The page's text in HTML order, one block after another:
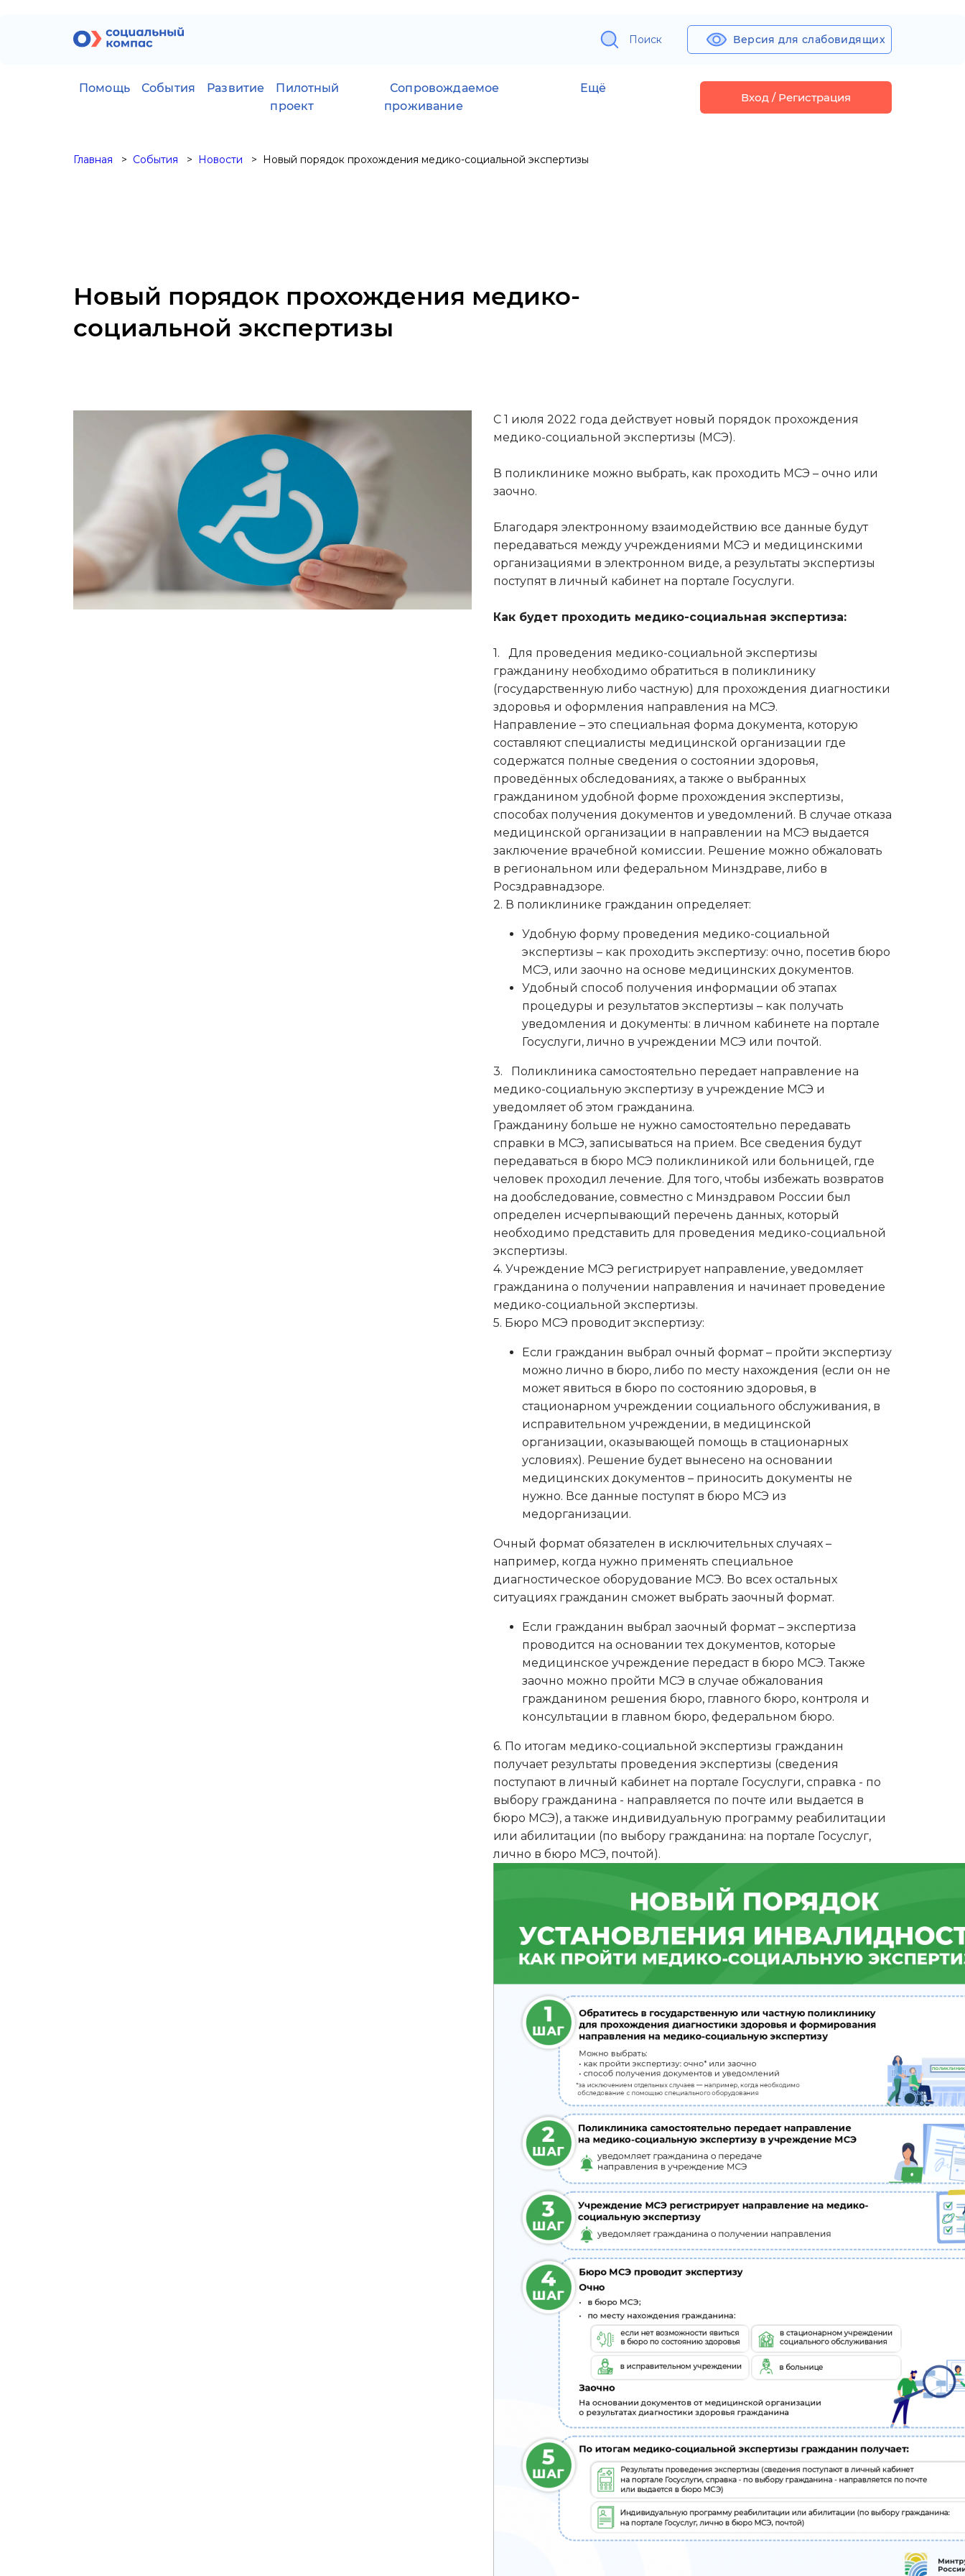
Поиск Версия для слабовидящих
Помощь События Развитие
Пилотный
проект
Сопровождаемое
проживание
Ещё
Вход / Регистрация
Главная События Новости Новый порядок прохождения медико-социальной экспертизы
Новый порядок прохождения медико-
социальной экспертизы
С 1 июля 2022 годa действует новый порядок прохождения
медико-социальной экспертизы (МСЭ).
В поликлинике можно выбрать, как проходить МСЭ – очно или
заочно.
Благодаря электронному взаимодействию все данные будут
передаваться между учреждениями МСЭ и медицинскими
организациями в электронном виде, а результаты экспертизы
поступят в личный кабинет на портале Госуслуги.
Как будет проходить медико-социальная экспертиза:
1. Для проведения медико-социальной экспертизы
гражданину необходимо обратиться в поликлинику
(государственную либо частную) для прохождения диагностики
здоровья и оформления направления на МСЭ.
Направление – это специальная форма документа, которую
составляют специалисты медицинской организации где
содержатся полные сведения о состоянии здоровья,
проведённых обследованиях, а также о выбранных
гражданином удобной форме прохождения экспертизы,
способах получения документов и уведомлений. В случае отказа
медицинской организации в направлении на МСЭ выдается
заключение врачебной комиссии. Решение можно обжаловать
в региональном или федеральном Минздраве, либо в
Росздравнадзоре.
2. В поликлинике гражданин определяет:
Удобную форму проведения медико-социальной
экспертизы – как проходить экспертизу: очно, посетив бюро
МСЭ, или заочно на основе медицинских документов.
Удобный способ получения информации об этапах
процедуры и результатов экспертизы – как получать
уведомления и документы: в личном кабинете на портале
Госуслуги, лично в учреждении МСЭ или почтой.
3. Поликлиника самостоятельно передает направление на
медико-социальную экспертизу в учреждение МСЭ и
уведомляет об этом гражданина.
Гражданину больше не нужно самостоятельно передавать
справки в МСЭ, записываться на прием. Все сведения будут
передаваться в бюро МСЭ поликлиникой или больницей, где
человек проходил лечение. Для того, чтобы избежать возвратов
на дообследование, совместно с Минздравом России был
определен исчерпывающий перечень данных, который
необходимо представить для проведения медико-социальной
экспертизы.
4. Учреждение МСЭ регистрирует направление, уведомляет
гражданина о получении направления и начинает проведение
медико-социальной экспертизы.
5. Бюро МСЭ проводит экспертизу:
Если гражданин выбрал очный формат – пройти экспертизу
можно лично в бюро, либо по месту нахождения (если он не
может явиться в бюро по состоянию здоровья, в
стационарном учреждении социального обслуживания, в
исправительном учреждении, в медицинской
организации, оказывающей помощь в стационарных
условиях). Решение будет вынесено на основании
медицинских документов – приносить документы не
нужно. Все данные поступят в бюро МСЭ из
медорганизации.
Очный формат обязателен в исключительных случаях –
например, когда нужно применять специальное
диагностическое оборудование МСЭ. Во всех остальных
ситуациях гражданин сможет выбрать заочный формат.
Если гражданин выбрал заочный формат – экспертиза
проводится на основании тех документов, которые
медицинское учреждение передаст в бюро МСЭ. Также
заочно можно пройти МСЭ в случае обжалования
гражданином решения бюро, главного бюро, контроля и
консультации в главном бюро, федеральном бюро.
6. По итогам медико-социальной экспертизы гражданин
получает результаты проведения экспертизы (сведения
поступают в личный кабинет на портале Госуслуги, справка - по
выбору гражданина - направляется по почте или выдается в
бюро МСЭ), а также индивидуальную программу реабилитации
или абилитации (по выбору гражданина: на портале Госуслуг,
лично в бюро МСЭ, почтой).